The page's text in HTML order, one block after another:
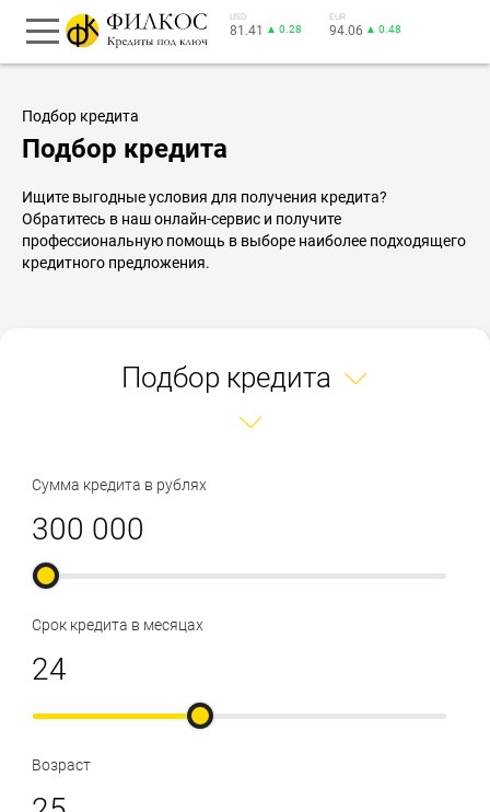
USD
81.41 ▲ 0.28
EUR
94.06 ▲ 0.48
Подбор кредита
Подбор кредита
Ищите выгодные условия для получения кредита?
Обратитесь в наш онлайн-сервис и получите
профессиональную помощь в выборе наиболее подходящего
кредитного предложения.
Подбор кредита
Сумма кредита в рублях
Срок кредита в месяцах
Возраст